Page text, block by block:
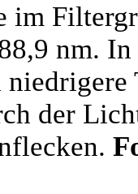
im
nm.
der